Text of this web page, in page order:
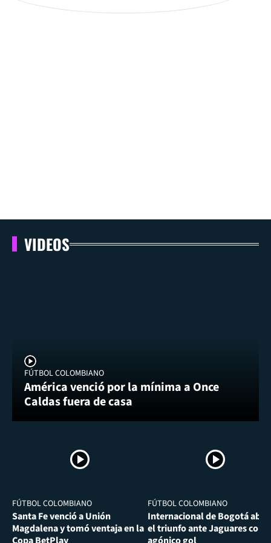
VIDEOS
FÚTBOL COLOMBIANO
América venció por la mínima a Once
Caldas fuera de casa
FÚTBOL COLOMBIANO
Santa Fe venció a Unión
Magdalena y tomó ventaja en la
FÚTBOL COLOMBIANO
Internacional de Bogotá
el triunfo ante Jaguares con